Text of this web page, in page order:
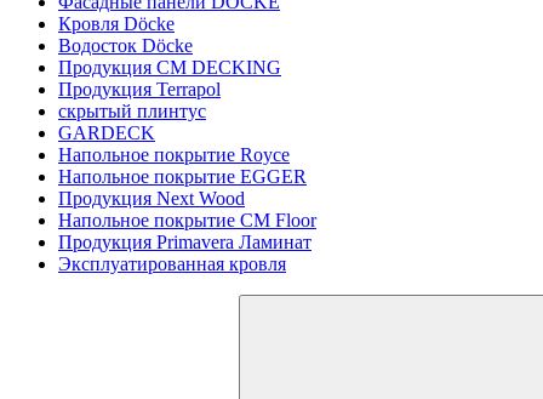
Кровля Döcke
Водосток Döcke
Продукция CM DECKING
Продукция Terrapol
скрытый плинтус
GARDECK
Напольное покрытие Royce
Напольное покрытие EGGER
Продукция Next Wood
Напольное покрытие CM Floor
Продукция Primavera Ламинат
Эксплуатированная кровля